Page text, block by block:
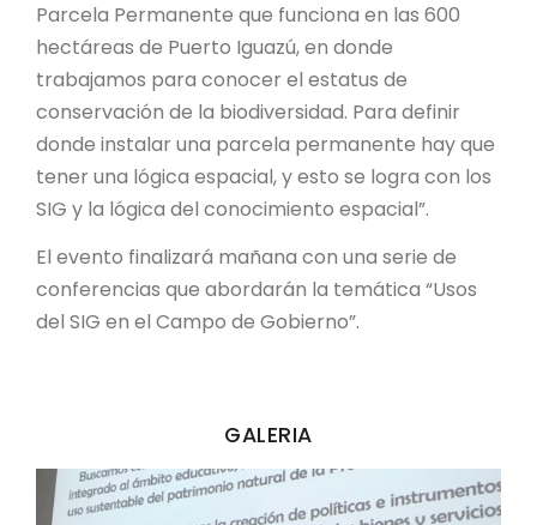
Parcela Permanente que funciona en las 600
hectáreas de Puerto Iguazú, en donde
trabajamos para conocer el estatus de
conservación de la biodiversidad. Para definir
donde instalar una parcela permanente hay que
tener una lógica espacial, y esto se logra con los
SIG y la lógica del conocimiento espacial”.
El evento finalizará mañana con una serie de
conferencias que abordarán la temática “Usos
del SIG en el Campo de Gobierno”.
GALERIA